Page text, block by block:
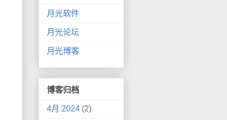
月光软件
月光论坛
月光博客
博客归档
4月 2024 (2)